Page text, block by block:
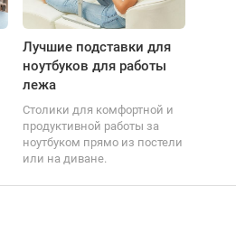
Лучшие подставки для
ноутбуков для работы
лежа
Столики для комфортной и
продуктивной работы за
ноутбуком прямо из постели
или на диване.